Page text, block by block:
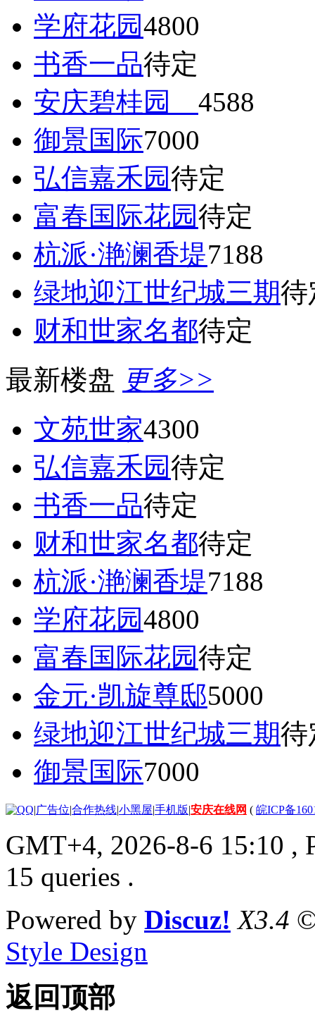
学府花园4800
书香一品待定
安庆碧桂园 4588
御景国际7000
弘信嘉禾园待定
富春国际花园待定
杭派·滟澜香堤7188
绿地迎江世纪城三期待
财和世家名都待定
最新楼盘 更多>>
文苑世家4300
弘信嘉禾园待定
书香一品待定
财和世家名都待定
杭派·滟澜香堤7188
学府花园4800
富春国际花园待定
金元·凯旋尊邸5000
绿地迎江世纪城三期待
御景国际7000
|广告位|合作热线|小黑屋|手机版|安庆在线网 ( 皖ICP备
GMT+4, 2026-8-6 15:10 ,
15 queries .
Powered by Discuz! X3.4
Style Design
返回顶部